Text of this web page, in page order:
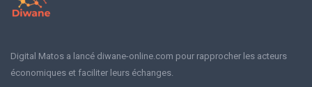
Digital Matos a lancé diwane-online.com pour rapprocher les acteurs
économiques et faciliter leurs échanges.